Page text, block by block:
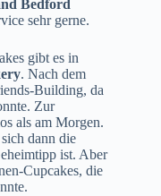
Bedford
sehr gerne.
gibt es in
. Nach dem
Building, da
Zur
als am Morgen.
dann die
ist. Aber
Cupcakes, die